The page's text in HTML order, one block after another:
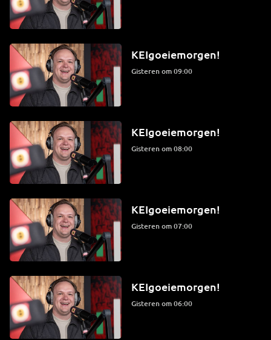
KEIgoeiemorgen!
Gisteren om 09:00
KEIgoeiemorgen!
Gisteren om 08:00
KEIgoeiemorgen!
Gisteren om 07:00
KEIgoeiemorgen!
Gisteren om 06:00